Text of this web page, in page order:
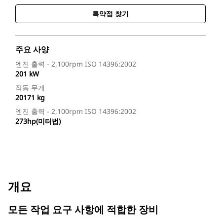
특약점 찾기
주요 사양
엔진 출력 - 2,100rpm ISO 14396:2002
201 kW
작동 무게
20171 kg
엔진 출력 - 2,100rpm ISO 14396:2002
273hp(미터법)
개요
모든 작업 요구 사항에 적합한 장비